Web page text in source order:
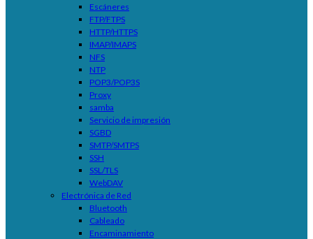
Escáneres
FTP/FTPS
HTTP/HTTPS
IMAP/IMAPS
NFS
NTP
POP3/POP3S
Proxy
samba
Servicio de impresión
SGBD
SMTP/SMTPS
SSH
SSL/TLS
WebDAV
Electrónica de Red
Bluetooth
Cableado
Encaminamiento